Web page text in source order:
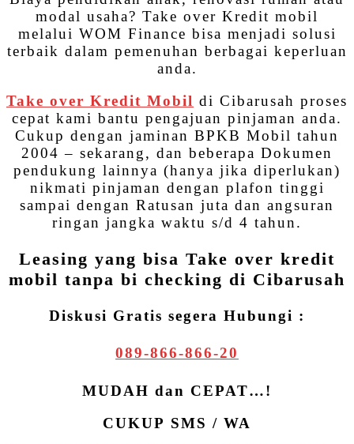
modal usaha? Take over Kredit mobil
melalui WOM Finance bisa menjadi solusi
terbaik dalam pemenuhan berbagai keperluan
anda.
Take over Kredit Mobil di Cibarusah proses
cepat kami bantu pengajuan pinjaman anda.
Cukup dengan jaminan BPKB Mobil tahun
2004 – sekarang, dan beberapa Dokumen
pendukung lainnya (hanya jika diperlukan)
nikmati pinjaman dengan plafon tinggi
sampai dengan Ratusan juta dan angsuran
ringan jangka waktu s/d 4 tahun.
Leasing yang bisa Take over kredit
mobil tanpa bi checking di Cibarusah
Diskusi Gratis segera Hubungi :
089-866-866-20
MUDAH dan CEPAT…!
CUKUP SMS / WA